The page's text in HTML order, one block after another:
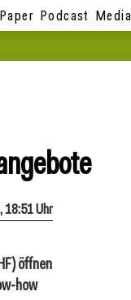
Podcast
18:51 Uhr
öffnen
how